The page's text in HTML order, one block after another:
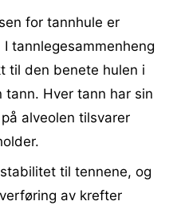
for tannhule er
tannlegesammenheng
til den benete hulen i
tann. Hver tann har sin
alveolen tilsvarer
til tennene, og
av krefter